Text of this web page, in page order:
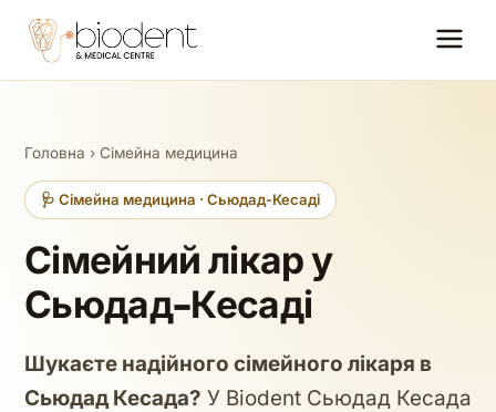
Головна › Сімейна медицина
🩺 Сімейна медицина · Сьюдад-Кесаді
Сімейний лікар у
Сьюдад-Кесаді
Шукаєте надійного сімейного лікаря в
Сьюдад Кесада? У Biodent Сьюдад Кесада